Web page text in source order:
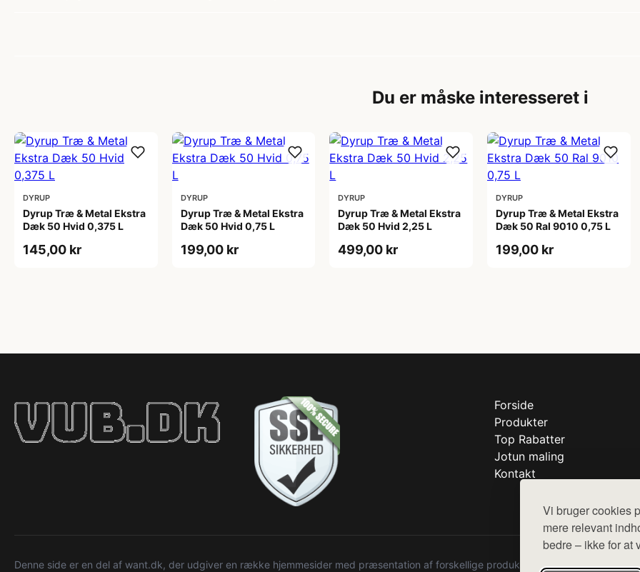
Vi bruger cookies
mere relevant
bedre – ikke for at
Du er måske interesseret i
DYRUP
Dyrup Træ & Metal Ekstra
Dæk 50 Hvid 0,375 L
145,00 kr
DYRUP
Dyrup Træ & Metal Ekstra
Dæk 50 Hvid 0,75 L
199,00 kr
DYRUP
Dyrup Træ & Metal Ekstra
Dæk 50 Hvid 2,25 L
499,00 kr
DYRUP
Dyrup Træ & Metal Ekstra
Dæk 50 Ral 9010 0,75 L
199,00 kr
Forside
Produkter
Top Rabatter
Jotun maling
Kontakt
Denne side er en del af want.dk, der udgiver en række hjemmesider med præsentation af forskellige produkter fra diverse